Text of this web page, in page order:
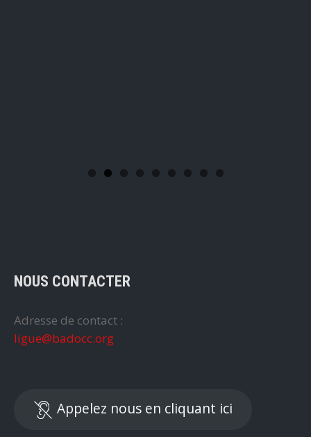
NOUS CONTACTER
Adresse de contact :
ligue@badocc.org
Appelez nous en cliquant ici